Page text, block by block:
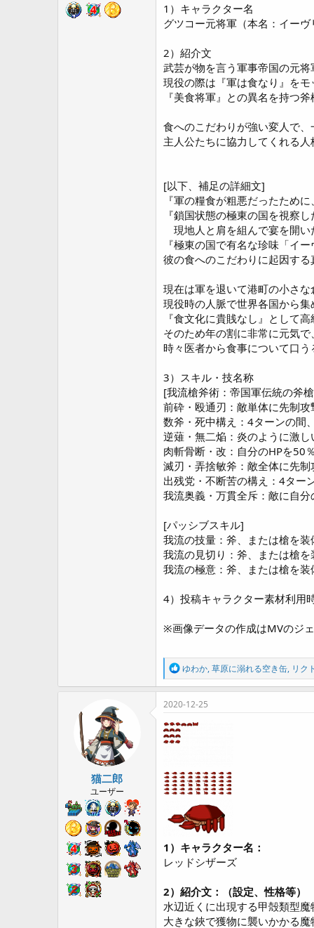
1）キャラクター名
グツコー元将軍（本名：イー
2）紹介文
武芸が物を言う軍事帝国の元将
現役の際は『軍は食なり』を
『美食将軍』との異名を持つ
食へのこだわりが強い変人で
主人公たちに協力してくれる
[以下、補足の詳細文]
『軍の糧食が粗悪だったため
『鎖国状態の極東の国を視察
現地人と肩を組んで宴を開い
『極東の国で有名な珍味「イ
彼の食へのこだわりに起因す
現在は軍を退いて港町の小さ
現役時の人脈で世界各国から
『食文化に貴賎なし』として
そのため年の割に非常に元気
時々医者から食事について口
3）スキル・技名称
[我流槍斧術：帝国軍伝統の斧
前砕・殴通刃：敵単体に先制
数斧・死中構え：4ターンの間
逆薙・無二焔：炎のように激
肉斬骨断・改：自分のHPを50
滅刃・弄捨敏斧：敵全体に先
出残党・不断苦の構え：4ター
我流奥義・万貫全斥：敵に自
[パッシブスキル]
我流の技量：斧、または槍を
我流の見切り：斧、または槍
我流の極意：斧、または槍を
4）投稿キャラクター素材利用
※画像データの作成はMVのジ
R
e
a
c
i
ゆわか,草原に溺れる空き缶, リク
猫二郎
ユーザー
2020-12-25
1）キャラクター名：
レッドシザーズ
2）紹介文：（設定、性格等）
水辺近くに出現する甲殻類型
大きな鋏で獲物に襲いかかる魔